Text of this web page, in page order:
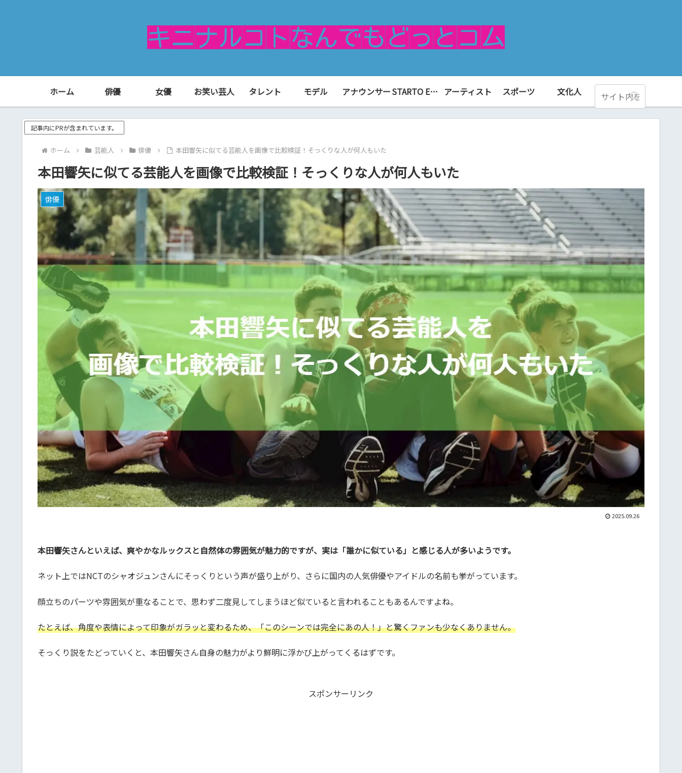
ホーム 俳優 女優 お笑い芸人 タレント モデル アナウンサー STARTO ENTERTAINMENT（旧ジャニーズ） アーティスト スポーツ 文化人
記事内にPRが含まれています。
ホーム 芸能人 俳優 本田響矢に似てる芸能人を画像で比較検証！そっくりな人が何人もいた
本田響矢に似てる芸能人を画像で比較検証！そっくりな人が何人もいた
俳優
2025.09.26
本田響矢さんといえば、爽やかなルックスと自然体の雰囲気が魅力的ですが、実は「誰かに似ている」と感じる人が多いようです。
ネット上ではNCTのシャオジュンさんにそっくりという声が盛り上がり、さらに国内の人気俳優やアイドルの名前も挙がっています。
顔立ちのパーツや雰囲気が重なることで、思わず二度見してしまうほど似ていると言われることもあるんですよね。
たとえば、角度や表情によって印象がガラッと変わるため、「このシーンでは完全にあの人！」と驚くファンも少なくありません。
そっくり説をたどっていくと、本田響矢さん自身の魅力がより鮮明に浮かび上がってくるはずです。
スポンサーリンク